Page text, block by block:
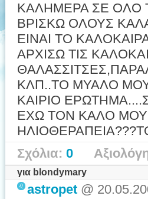
ΚΑΛΗΜΕΡΑ ΣΕ ΟΛΟ
ΒΡΙΣΚΩ ΟΛΟΥΣ
ΕΙΝΑΙ ΤΟ
ΑΡΧΙΣΩ ΤΙΣ
ΚΛΠ..ΤΟ ΜΥΑΛΟ ΜΟΥ
ΚΑΙΡΙΟ
ΕΧΩ ΤΟΝ ΚΑΛΟ
Σχόλια: 0
για blondymary
astropet @